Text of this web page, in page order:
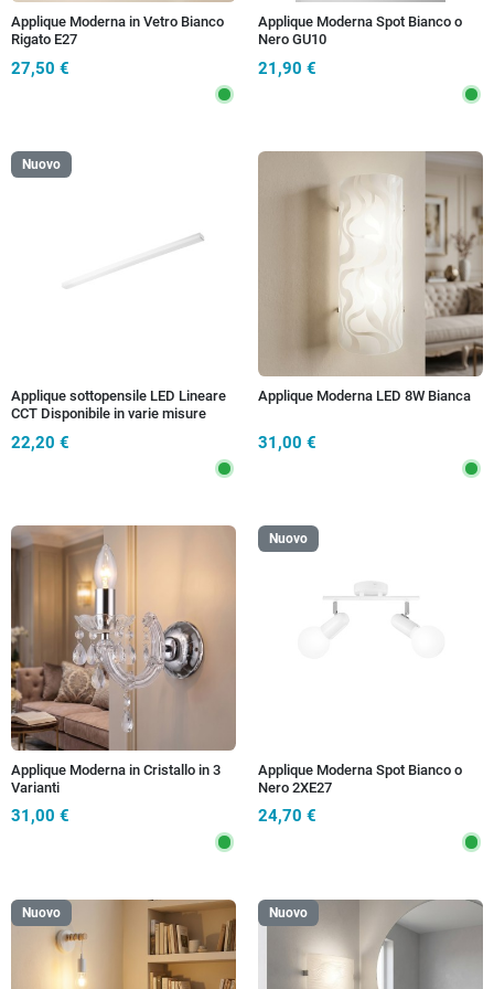
Applique Moderna in Vetro Bianco
Rigato E27
27,50 €
Applique Moderna Spot Bianco o
Nero GU10
21,90 €
Nuovo
Applique sottopensile LED Lineare
CCT Disponibile in varie misure
22,20 €
Applique Moderna LED 8W Bianca
31,00 €
Applique Moderna in Cristallo in 3
Varianti
31,00 €
Nuovo
Applique Moderna Spot Bianco o
Nero 2XE27
24,70 €
Nuovo Nuovo